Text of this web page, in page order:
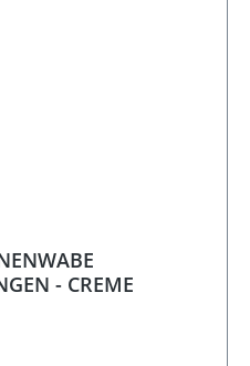
- CREME